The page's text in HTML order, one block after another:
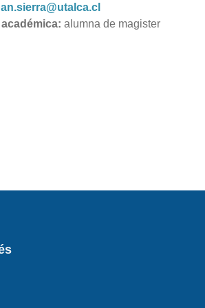
alumna de magister